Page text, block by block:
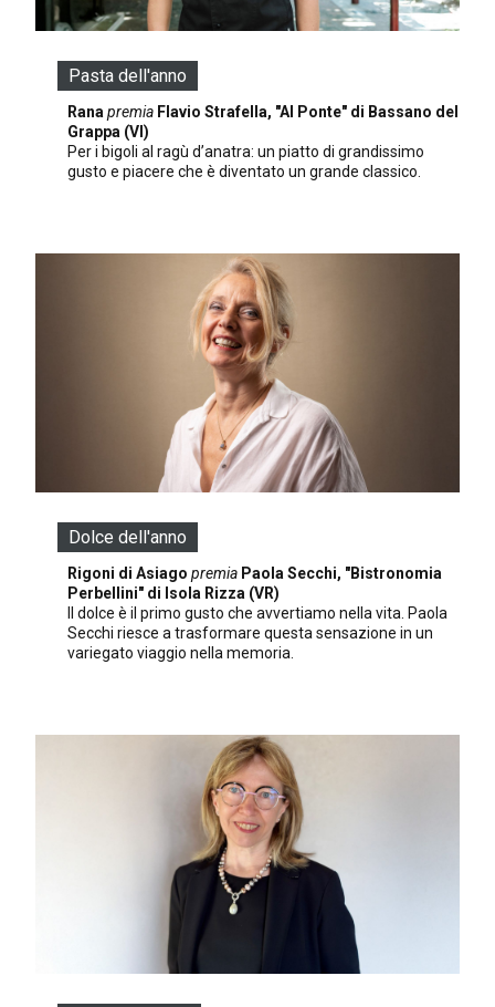
Pasta dell'anno
Rana premia Flavio Strafella, "Al Ponte" di Bassano del
Grappa (VI)
Per i bigoli al ragù d’anatra: un piatto di grandissimo
gusto e piacere che è diventato un grande classico.
Dolce dell'anno
Rigoni di Asiago premia Paola Secchi, "Bistronomia
Perbellini" di Isola Rizza (VR)
Il dolce è il primo gusto che avvertiamo nella vita. Paola
Secchi riesce a trasformare questa sensazione in un
variegato viaggio nella memoria.